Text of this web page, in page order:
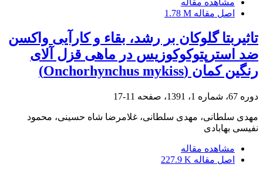
اصل مقاله 1.78 M
تاثیربتا گلوکان بر رشد، بقاء و کارآیی واکسن
ضد استرپتوکوکوزیس در ماهی قزل آلای
رنگین کمان ‌‌(Onchorhynchus mykiss)‌
دوره 67، شماره 1، 1391، صفحه 11-17
مهدی سلطانی، مهدی سلطانی، غلامرضا شاه حسینی، محمود
نفیسی بهابادی
مشاهده مقاله
اصل مقاله 227.9 K